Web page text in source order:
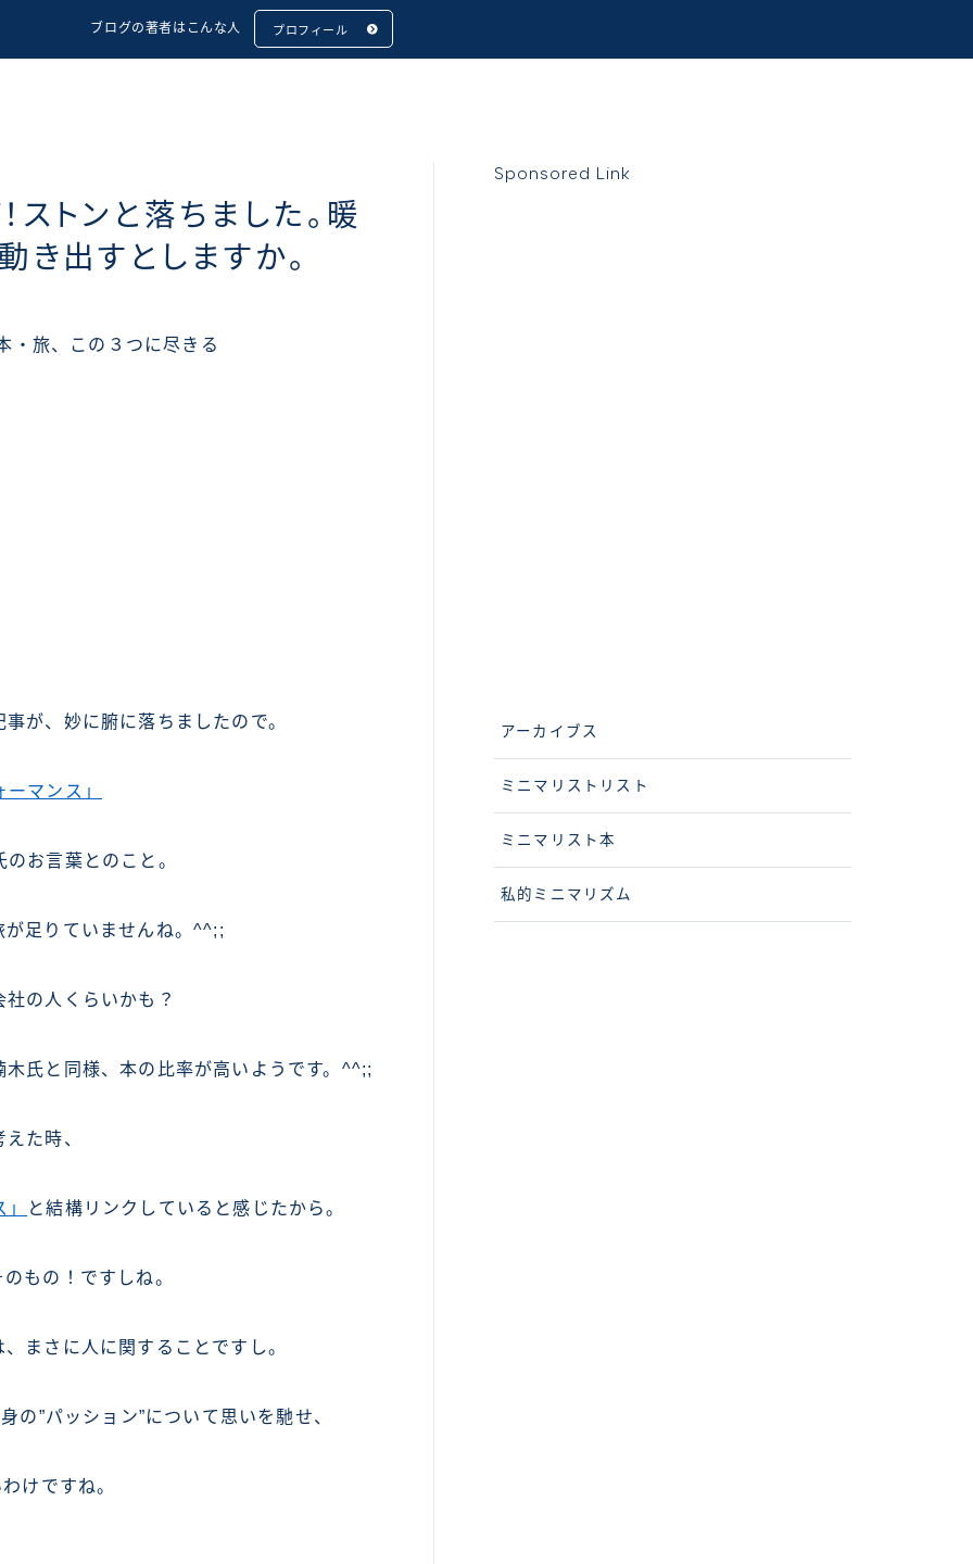
ブログの著者はこんな人 プロフィール
ストンと落ちました。暖
き出すとしますか。
・旅、この３つに尽きる
が、妙に腑に落ちましたので。
マンス」
お言葉とのこと。
が足りていませんね。^^;;
の人くらいかも？
氏と同様、本の比率が高いようです。^^;;
た時、
と結構リンクしていると感じたから。
もの！ですしね。
まさに人に関することですし。
の”パッション”について思いを馳せ、
けですね。
Sponsored Link
アーカイブス
ミニマリストリスト
ミニマリスト本
私的ミニマリズム